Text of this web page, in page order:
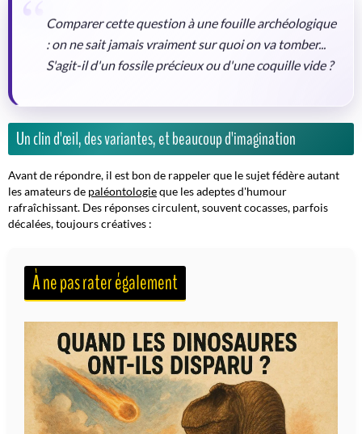
Comparer cette question à une fouille archéologique
: on ne sait jamais vraiment sur quoi on va tomber...
S'agit-il d'un fossile précieux ou d'une coquille vide ?
Un clin d'œil, des variantes, et beaucoup d'imagination
Avant de répondre, il est bon de rappeler que le sujet fédère autant
les amateurs de paléontologieque les adeptes d'humour
rafraîchissant. Des réponses circulent, souvent cocasses, parfois
décalées, toujours créatives :
À ne pas rater également